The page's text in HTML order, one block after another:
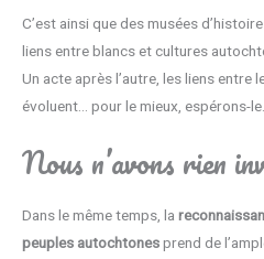
C’est ainsi que des musées
liens entre blancs et cultures
Un acte après l’autre, les liens entre
évoluent… pour le mieux, espérons-le.
Nous n’avons rien
Dans le même temps, la
peuples autochtonesprend de